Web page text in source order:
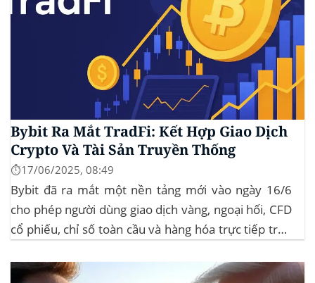
Bybit Ra Mắt TradFi: Kết Hợp Giao Dịch
Crypto Và Tài Sản Truyền Thống
⏱️17/06/2025, 08:49
Bybit đã ra mắt một nền tảng mới vào ngày 16/6
cho phép người dùng giao dịch vàng, ngoại hối, CFD
cổ phiếu, chỉ số toàn cầu và hàng hóa trực tiếp trên
giao dịch tiền mã hóa...